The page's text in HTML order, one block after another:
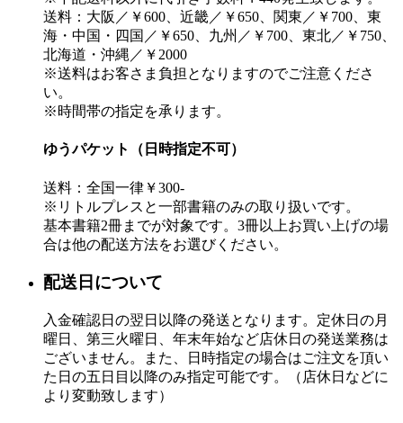
送料：大阪／￥600、近畿／￥650、関東／￥700、東
海・中国・四国／￥650、九州／￥700、東北／￥750、
北海道・沖縄／￥2000
※送料はお客さま負担となりますのでご注意くださ
い。
※時間帯の指定を承ります。
ゆうパケット（日時指定不可）
送料：全国一律￥300-
※リトルプレスと一部書籍のみの取り扱いです。
基本書籍2冊までが対象です。3冊以上お買い上げの場
合は他の配送方法をお選びください。
配送日について
入金確認日の翌日以降の発送となります。定休日の月
曜日、第三火曜日、年末年始など店休日の発送業務は
ございません。また、日時指定の場合はご注文を頂い
た日の五日目以降のみ指定可能です。（店休日などに
より変動致します）